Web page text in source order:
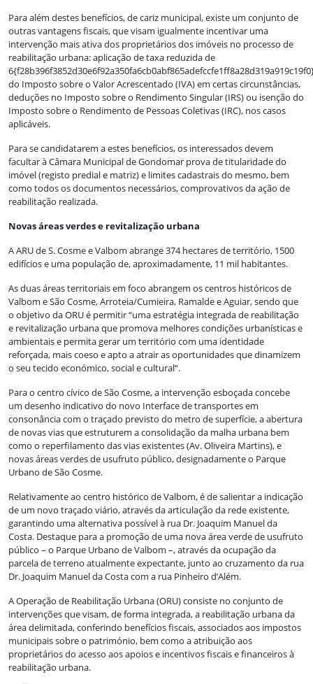
Para além destes benefícios, de cariz municipal, existe um conjunto de
outras vantagens fiscais, que visam igualmente incentivar uma
intervenção mais ativa dos proprietários dos imóveis no processo de
reabilitação urbana: aplicação de taxa reduzida de
do Imposto sobre o Valor Acrescentado (IVA) em certas circunstâncias,
deduções no Imposto sobre o Rendimento Singular (IRS) ou isenção do
Imposto sobre o Rendimento de Pessoas Coletivas (IRC), nos casos
aplicáveis.
Para se candidatarem a estes benefícios, os interessados devem
facultar à Câmara Municipal de Gondomar prova de titularidade do
imóvel (registo predial e matriz) e limites cadastrais do mesmo, bem
como todos os documentos necessários, comprovativos da ação de
reabilitação realizada.
Novas áreas verdes e revitalização urbana
A ARU de S. Cosme e Valbom abrange 374 hectares de território, 1500
edifícios e uma população de, aproximadamente, 11 mil habitantes.
As duas áreas territoriais em foco abrangem os centros históricos de
Valbom e São Cosme, Arroteia/Cumieira, Ramalde e Aguiar, sendo que
o objetivo da ORU é permitir “uma estratégia integrada de reabilitação
e revitalização urbana que promova melhores condições urbanísticas e
ambientais e permita gerar um território com uma identidade
reforçada, mais coeso e apto a atrair as oportunidades que dinamizem
o seu tecido económico, social e cultural”.
Para o centro cívico de São Cosme, a intervenção esboçada concebe
um desenho indicativo do novo Interface de transportes em
consonância com o traçado previsto do metro de superfície, a abertura
de novas vias que estruturem a consolidação da malha urbana bem
como o reperfilamento das vias existentes (Av. Oliveira Martins), e
novas áreas verdes de usufruto público, designadamente o Parque
Urbano de São Cosme.
Relativamente ao centro histórico de Valbom, é de salientar a indicação
de um novo traçado viário, através da articulação da rede existente,
garantindo uma alternativa possível à rua Dr. Joaquim Manuel da
Costa. Destaque para a promoção de uma nova área verde de usufruto
público – o Parque Urbano de Valbom –, através da ocupação da
parcela de terreno atualmente expectante, junto ao cruzamento da rua
Dr. Joaquim Manuel da Costa com a rua Pinheiro d’Além.
A Operação de Reabilitação Urbana (ORU) consiste no conjunto de
intervenções que visam, de forma integrada, a reabilitação urbana da
área delimitada, conferindo benefícios fiscais, associados aos impostos
municipais sobre o património, bem como a atribuição aos
proprietários do acesso aos apoios e incentivos fiscais e financeiros à
reabilitação urbana.